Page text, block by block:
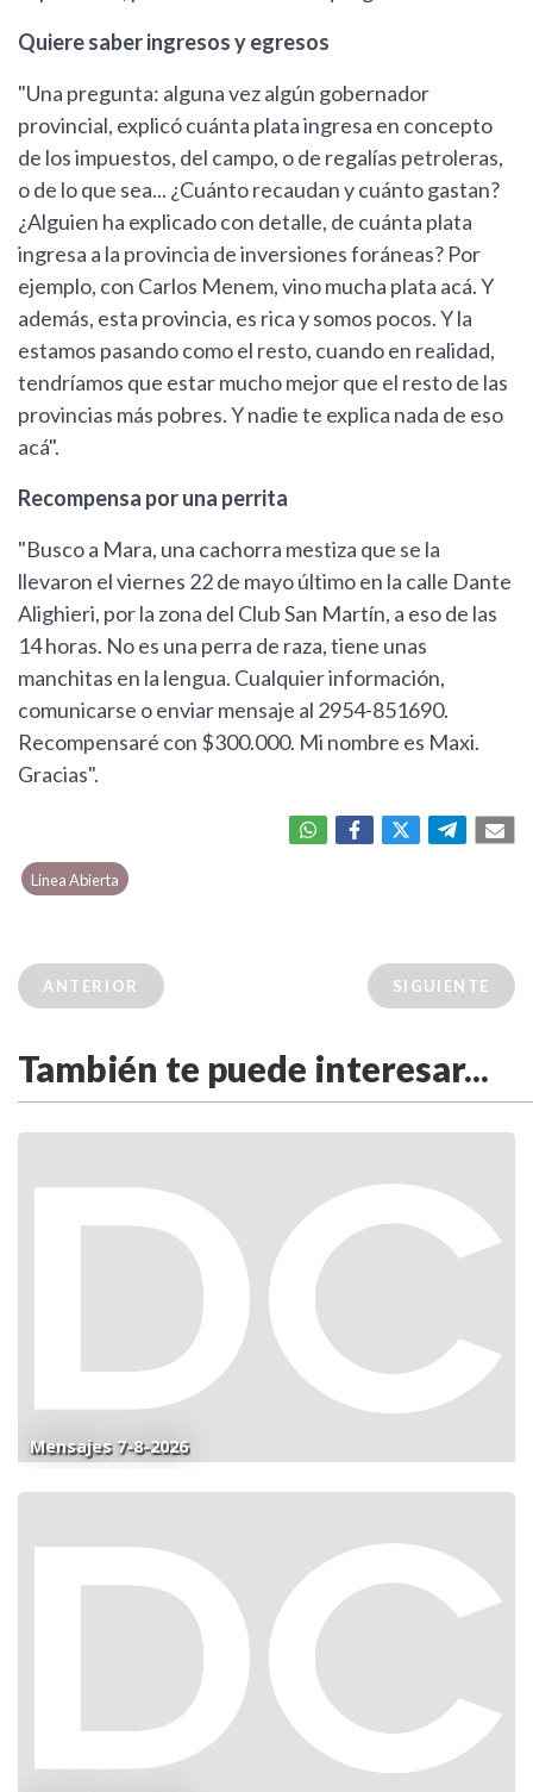
Quiere saber ingresos y egresos
"Una pregunta: alguna vez algún gobernador
provincial, explicó cuánta plata ingresa en concepto
de los impuestos, del campo, o de regalías petroleras,
o de lo que sea... ¿Cuánto recaudan y cuánto gastan?
¿Alguien ha explicado con detalle, de cuánta plata
ingresa a la provincia de inversiones foráneas? Por
ejemplo, con Carlos Menem, vino mucha plata acá. Y
además, esta provincia, es rica y somos pocos. Y la
estamos pasando como el resto, cuando en realidad,
tendríamos que estar mucho mejor que el resto de las
provincias más pobres. Y nadie te explica nada de eso
acá".
Recompensa por una perrita
"Busco a Mara, una cachorra mestiza que se la
llevaron el viernes 22 de mayo último en la calle Dante
Alighieri, por la zona del Club San Martín, a eso de las
14 horas. No es una perra de raza, tiene unas
manchitas en la lengua. Cualquier información,
comunicarse o enviar mensaje al 2954-851690.
Recompensaré con $300.000. Mi nombre es Maxi.
Gracias".
Linea Abierta
ANTERIOR SIGUIENTE
También te puede interesar...
Mensajes 7-8-2026